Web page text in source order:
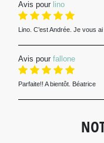
Avis pour lino
Lino. C’est Andrée. Je vous
Avis pour fallone
Parfaite!! A bientôt. Béatrice